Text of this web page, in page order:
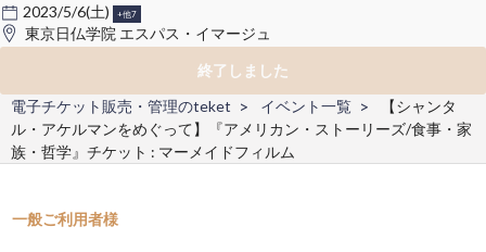
2023/5/6(土) +他7
東京日仏学院 エスパス・イマージュ
終了しました
電子チケット販売・管理のteket
イベント一覧
【シャンタ
ル・アケルマンをめぐって】『アメリカン・ストーリーズ/食事・家
族・哲学』チケット : マーメイドフィルム
一般ご利用者様